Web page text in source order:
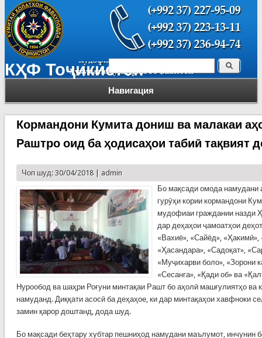
КҲФ Тоҷикистон
Навигация
Форма поиска Поиск
Кормандони Кумита дониш ва малакаи
Раштро оид ба ҳодисаҳои табиӣ тақвият
Чоп шуд: 30/04/2018 | admin
Бо мақсади омода намудани
гурӯҳи кории кормандони
мудофиаи граждании назди
дар деҳаҳои ҷамоатҳои
«Вахиё», «Сайёд», «Ҳакимӣ»,
«Ҳасандара», «Садоқат»,
«Муҷихарви боло», «Зорони
«Сесанга», «Қади об» ва
Нурообод ва шаҳри Роғуни минтақаи Рашт бо аҳолӣ машғулиятҳо ва
намуданд. Диққати асосӣ ба деҳаҳое, ки дар минтақаҳои хавфноки
замин қарор доштанд, дода шуд.
Бо мақсади беҳтару хубтар пешниҳод намудани маълумот, инчунин